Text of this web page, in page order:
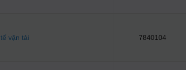
vận tải 7840104